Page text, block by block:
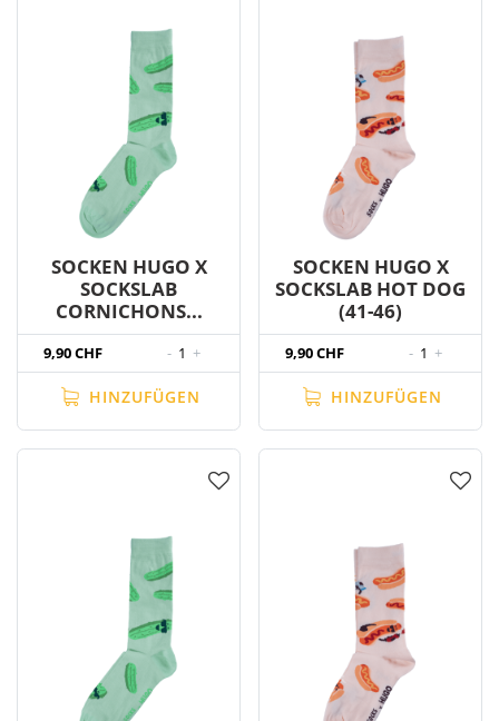
SOCKEN HUGO X
SOCKSLAB
CORNICHONS...
9,90 CHF - 1 +
HINZUFÜGEN
SOCKEN HUGO X
SOCKSLAB HOT DOG
(41-46)
9,90 CHF - 1 +
HINZUFÜGEN